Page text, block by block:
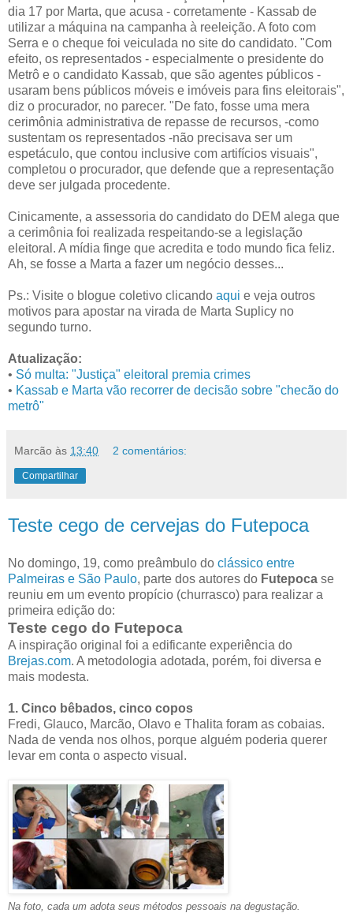
dia 17 por Marta, que acusa - corretamente - Kassab de
utilizar a máquina na campanha à reeleição. A foto com
Serra e o cheque foi veiculada no site do candidato. "Com
efeito, os representados - especialmente o presidente do
Metrô e o candidato Kassab, que são agentes públicos -
usaram bens públicos móveis e imóveis para fins eleitorais",
diz o procurador, no parecer. "De fato, fosse uma mera
cerimônia administrativa de repasse de recursos, -como
sustentam os representados -não precisava ser um
espetáculo, que contou inclusive com artifícios visuais",
completou o procurador, que defende que a representação
deve ser julgada procedente.
Cinicamente, a assessoria do candidato do DEM alega que
a cerimônia foi realizada respeitando-se a legislação
eleitoral. A mídia finge que acredita e todo mundo fica feliz.
Ah, se fosse a Marta a fazer um negócio desses...
Ps.: Visite o blogue coletivo clicando aqui e veja outros
motivos para apostar na virada de Marta Suplicy no
segundo turno.
Atualização:
• Só multa: "Justiça" eleitoral premia crimes
• Kassab e Marta vão recorrer de decisão sobre "checão do
metrô"
Marcão às 13:40 2 comentários:
Compartilhar
Teste cego de cervejas do Futepoca
No domingo, 19, como preâmbulo do clássico entre
Palmeiras e São Paulo, parte dos autores do Futepoca se
reuniu em um evento propício (churrasco) para realizar a
primeira edição do:
Teste cego do Futepoca
A inspiração original foi a edificante experiência do
Brejas.com. A metodologia adotada, porém, foi diversa e
mais modesta.
1. Cinco bêbados, cinco copos
Fredi, Glauco, Marcão, Olavo e Thalita foram as cobaias.
Nada de venda nos olhos, porque alguém poderia querer
levar em conta o aspecto visual.
Na foto, cada um adota seus métodos pessoais na degustação.